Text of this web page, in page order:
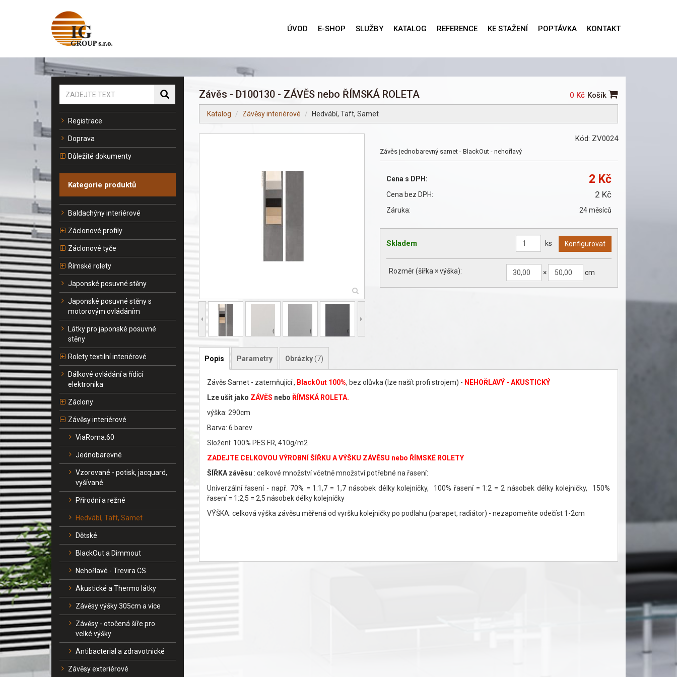
ÚVOD E-SHOP SLUŽBY KATALOG REFERENCE KE STAŽENÍ POPTÁVKA KONTAKT
Registrace
Doprava
Důležité dokumenty
Kategorie produktů
Baldachýny interiérové
Záclonové profily
Záclonové tyče
Římské rolety
Japonské posuvné stěny
Japonské posuvné stěny s
motorovým ovládáním
Látky pro japonské posuvné
stěny
Rolety textilní interiérové
Dálkové ovládání a řídící
elektronika
Záclony
Závěsy interiérové
ViaRoma.60
Jednobarevné
Vzorované - potisk, jacquard,
vyšívané
Přírodní a režné
Hedvábí, Taft, Samet
Dětské
BlackOut a Dimmout
Nehořlavé - Trevira CS
Akustické a Thermo látky
Závěsy výšky 305cm a více
Závěsy - otočená šíře pro
velké výšky
Antibacterial a zdravotnické
Závěsy exteriérové
Závěs - D100130 - ZÁVĚS nebo ŘÍMSKÁ ROLETA 0 Kč Košík
Katalog Závěsy interiérové Hedvábí, Taft, Samet
Kód: ZV0024
Závěs jednobarevný samet - BlackOut - nehořlavý
Cena s DPH: 2 Kč
Cena bez DPH: 2 Kč
Záruka: 24 měsíců
Skladem ks
Rozměr (šířka × výška): × cm
Popis Parametry Obrázky(7)
Závěs Samet - zatemňující , BlackOut 100%, bez olůvka (lze našít profi strojem) - NEHOŘLAVÝ - AKUSTICKÝ
Lze ušít jako ZÁVĚS nebo ŘÍMSKÁ ROLETA.
výška: 290cm
Barva: 6 barev
Složení: 100% PES FR, 410g/m2
ZADEJTE CELKOVOU VÝROBNÍ ŠÍŘKU A VÝŠKU ZÁVĚSU nebo ŘÍMSKÉ ROLETY
ŠÍŘKA závěsu : celkové množství včetně množství potřebné na řasení:
Univerzální řasení - např. 70% = 1:1,7 = 1,7 násobek délky kolejničky, 100% řasení = 1:2 = 2 násobek délky kolejničky, 150%
řasení = 1:2,5 = 2,5 násobek délky kolejničky
VÝŠKA: celková výška závěsu měřená od vyršku kolejničky po podlahu (parapet, radiátor) - nezapomeňte odečíst 1-2cm